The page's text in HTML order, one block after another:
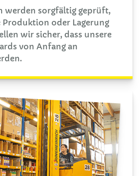
werden sorgfältig geprüft,
Produktion oder Lagerung
wir sicher, dass unsere
von Anfang an